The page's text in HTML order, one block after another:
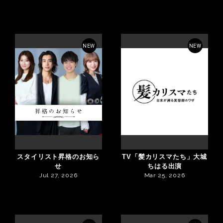
NEW
スタイリスト昇格のお知ら
せ
Jul 27, 2026
NEW
TV「髪カリスマたち」大城
ちはる出演
Mar 25, 2026